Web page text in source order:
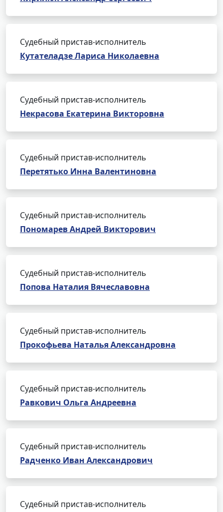
Судебный пристав-исполнитель
Кутателадзе Лариса Николаевна
Судебный пристав-исполнитель
Некрасова Екатерина Викторовна
Судебный пристав-исполнитель
Перетятько Инна Валентиновна
Судебный пристав-исполнитель
Пономарев Андрей Викторович
Судебный пристав-исполнитель
Попова Наталия Вячеславовна
Судебный пристав-исполнитель
Прокофьева Наталья Александровна
Судебный пристав-исполнитель
Равкович Ольга Андреевна
Судебный пристав-исполнитель
Радченко Иван Александрович
Судебный пристав-исполнитель